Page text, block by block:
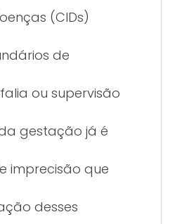
(CIDs)
de
ou supervisão
gestação já é
imprecisão que
desses